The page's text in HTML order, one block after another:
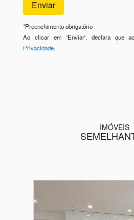
*Preenchimento obrigatório
Ao clicar em 'Enviar', declara que
Privacidade.
IMÓVEIS